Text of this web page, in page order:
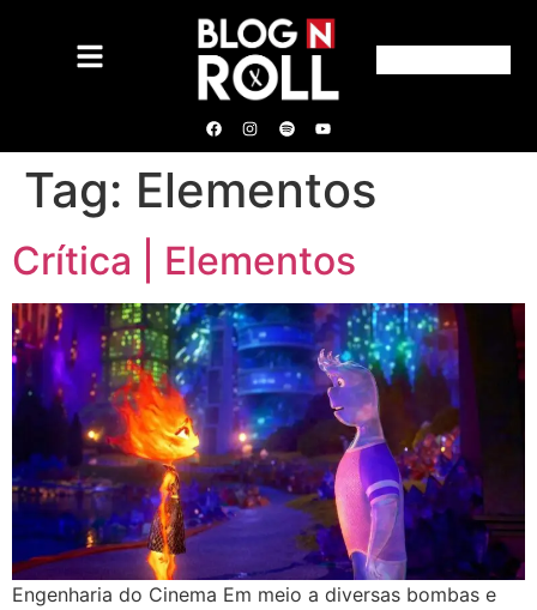
Tag: Elementos
Crítica | Elementos
Engenharia do Cinema Em meio a diversas bombas e